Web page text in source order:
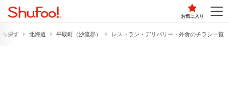
お気に入り
ら探す 北海道 平取町（沙流郡） レストラン・デリバリー・外食のチラシ一覧